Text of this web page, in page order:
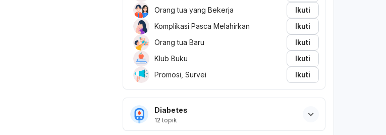
Orang tua yang Bekerja
Ikuti
Komplikasi Pasca Melahirkan
Ikuti
Orang tua Baru
Ikuti
Klub Buku
Ikuti
Promosi, Survei
Ikuti
Diabetes
12 topik